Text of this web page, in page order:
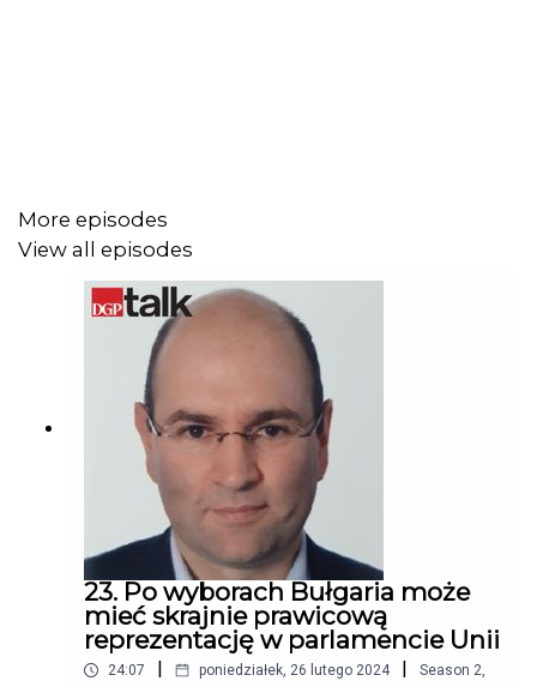
More episodes
View all episodes
23. Po wyborach Bułgaria może
mieć skrajnie prawicową
reprezentację w parlamencie Unii
24:07 poniedziałek, 26 lutego 2024 Season 2,